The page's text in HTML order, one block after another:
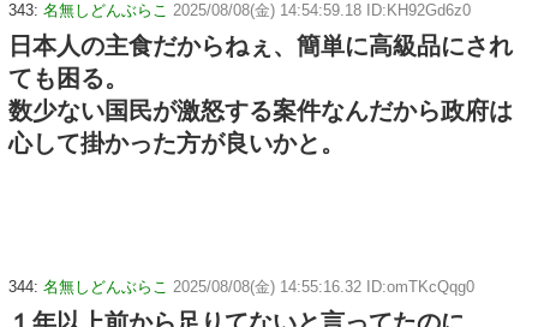
343: 名無しどんぶらこ 2025/08/08(金) 14:54:59.18 ID:KH92Gd6z0
日本人の主食だからねぇ、簡単に高級品にされ
ても困る。
数少ない国民が激怒する案件なんだから政府は
心して掛かった方が良いかと。
344: 名無しどんぶらこ 2025/08/08(金) 14:55:16.32 ID:omTKcQqg0